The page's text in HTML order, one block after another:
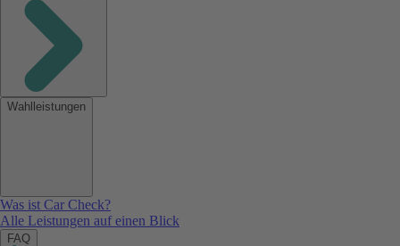
Wahlleistungen
Was ist Car Check?
Alle Leistungen auf einen Blick
FAQ